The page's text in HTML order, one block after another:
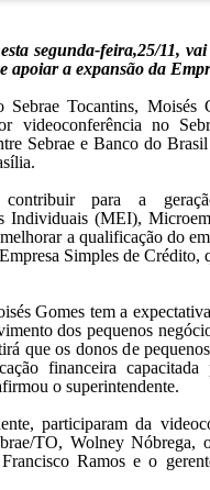
segunda-feira,25/11,
apoiar a expansão da
Sebrae Tocantins, Moisés
videoconferência no
Sebrae e Banco do
para a
Individuais (MEI),
a qualificação do
Simples de
Gomes tem a
dos pequenos
que os donos de
financeira
o superintendente.
participaram da
TO, Wolney Nóbrega,
Ramos e o